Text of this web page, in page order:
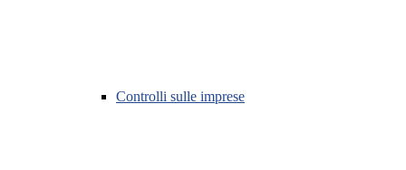
Controlli sulle imprese